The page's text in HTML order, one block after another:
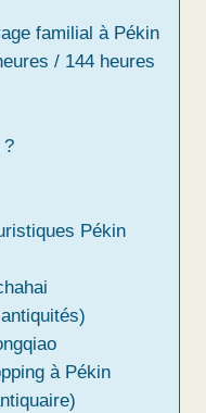
familial à Pékin
/ 144 heures
?
Pékin
à Pékin